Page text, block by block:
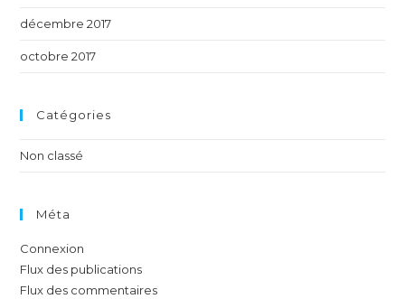
décembre 2017
octobre 2017
Catégories
Non classé
Méta
Connexion
Flux des publications
Flux des commentaires